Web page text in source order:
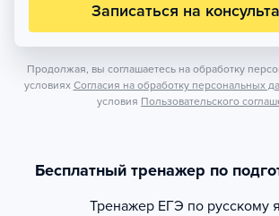
Записаться на
Продолжая, вы соглашаетесь на обработку
условиях Согласия на обработку персональных
условия Пользовательского
Бесплатный тренажер по
Тренажер ЕГЭ по русскому